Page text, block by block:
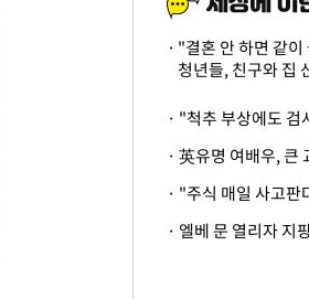
"결혼 안 하면 같
청년들, 친구와 집